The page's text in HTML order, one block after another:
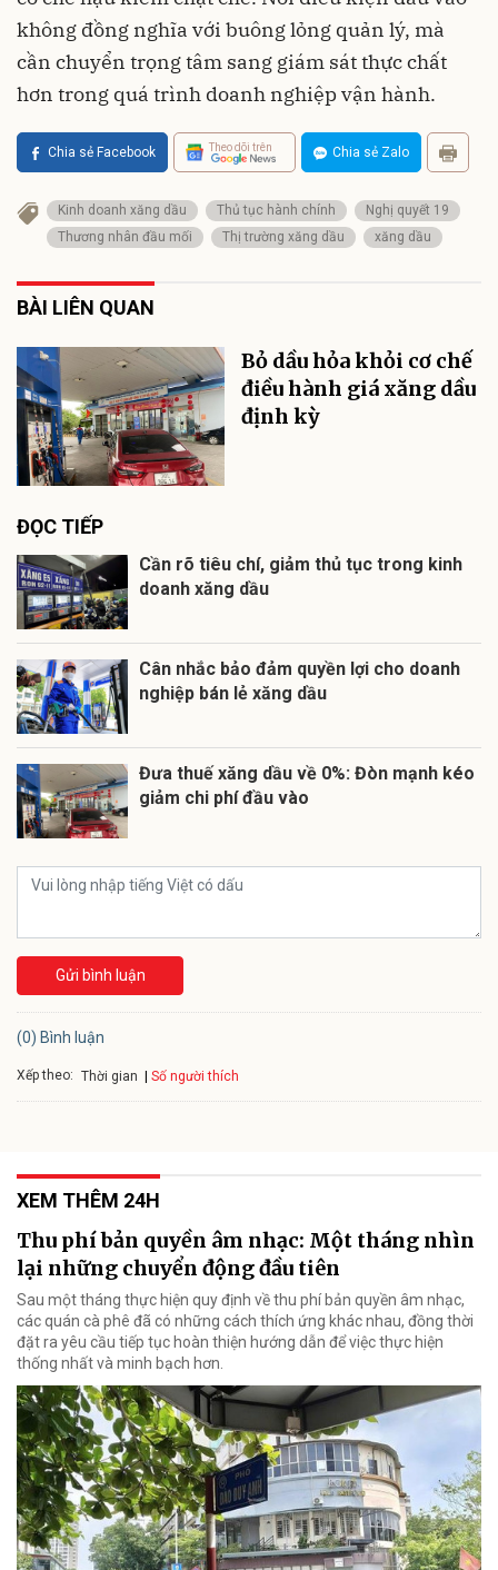
không đồng nghĩa với buông lỏng quản lý, mà
cần chuyển trọng tâm sang giám sát thực chất
hơn trong quá trình doanh nghiệp vận hành.
Chia sẻ Facebook Theo dõi trên Chia sẻ Zalo
Kinh doanh xăng dầu Thủ tục hành chính
Nghị quyết 19
Thương nhân đầu mối
Thị trường xăng dầu xăng dầu
BÀI LIÊN QUAN
Bỏ dầu hỏa khỏi cơ chế
điều hành giá xăng dầu
định kỳ
ĐỌC TIẾP
Cần rõ tiêu chí, giảm thủ tục trong kinh
doanh xăng dầu
Cân nhắc bảo đảm quyền lợi cho doanh
nghiệp bán lẻ xăng dầu
Đưa thuế xăng dầu về 0%: Đòn mạnh kéo
giảm chi phí đầu vào
Gửi bình luận
(0) Bình luận
Xếp theo: Thời gian Số người thích
XEM THÊM 24H
Thu phí bản quyền âm nhạc: Một tháng nhìn
lại những chuyển động đầu tiên
Sau một tháng thực hiện quy định về thu phí bản quyền âm nhạc,
các quán cà phê đã có những cách thích ứng khác nhau, đồng thời
đặt ra yêu cầu tiếp tục hoàn thiện hướng dẫn để việc thực hiện
thống nhất và minh bạch hơn.